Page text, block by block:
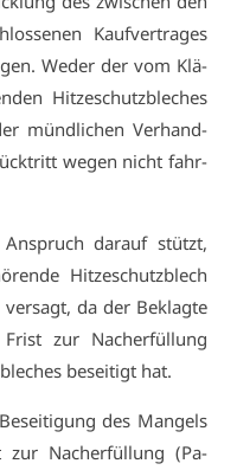
Kauf­ver­tra­ges
We­der der vom Klä­
Hit­ze­schutz­ble­ches
münd­li­chen Ver­hand­
we­gen nicht fahr­
dar­auf stützt,
Hit­ze­schutz­blech
da der Be­klag­te
zur Nach­er­fül­lung
be­sei­tigt hat.
des Man­gels
zur Nach­er­fül­lung (Pa­